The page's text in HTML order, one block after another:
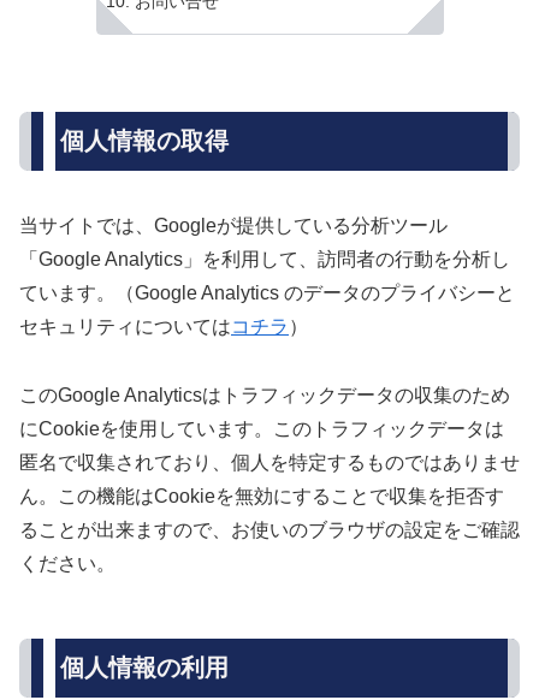
個人情報の取得
当サイトでは、Googleが提供している分析ツール
「Google Analytics」を利用して、訪問者の行動を分析し
ています。（Google Analytics のデータのプライバシーと
セキュリティについてはコチラ ）
このGoogle Analyticsはトラフィックデータの収集のため
にCookieを使用しています。このトラフィックデータは
匿名で収集されており、個人を特定するものではありませ
ん。この機能はCookieを無効にすることで収集を拒否す
ることが出来ますので、お使いのブラウザの設定をご確認
ください。
個人情報の利用